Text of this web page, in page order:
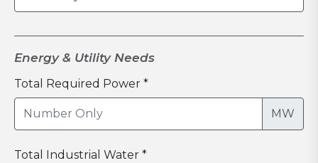
Energy & Utility Needs
Total Required Power *
MW
Total Industrial Water *